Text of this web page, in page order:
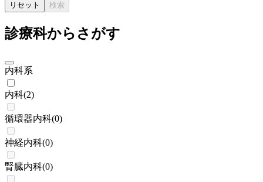
リセット 検索
診療科からさがす
内科系
内科(2)
循環器内科(0)
神経内科(0)
腎臓内科(0)